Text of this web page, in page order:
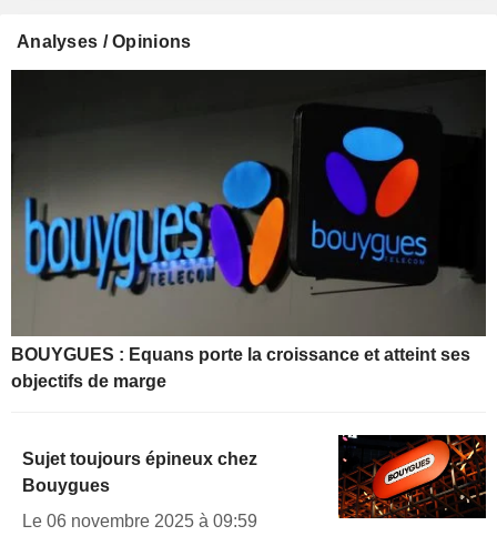
Analyses / Opinions
BOUYGUES : Equans porte la croissance et atteint ses
objectifs de marge
Sujet toujours épineux chez
Bouygues
Le 06 novembre 2025 à 09:59